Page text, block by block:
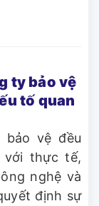
ty bảo vệ
tố quan
vệ đều
với thực tế,
nghệ và
định sự